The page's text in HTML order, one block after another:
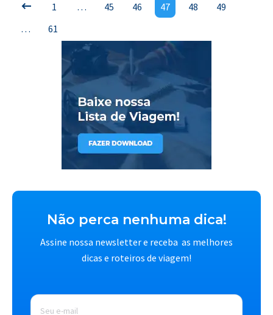
1 … 45 46 47 48
49
…
61
Não perca nenhuma dica!
Assine nossa newsletter e receba as melhores
dicas e roteiros de viagem!
E-
mail *